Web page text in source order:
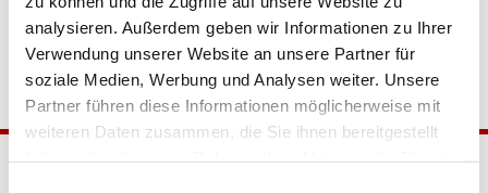
analysieren. Außerdem geben wir Informationen zu Ihrer
Verwendung unserer Website an unsere Partner für
soziale Medien, Werbung und Analysen weiter. Unsere
Partner führen diese Informationen möglicherweise mit
weiteren Daten zusammen, die Sie ihnen bereitgestellt